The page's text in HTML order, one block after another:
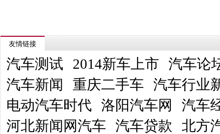
友情链接
汽车测试 2014新车上市
汽车论
汽车新闻
重庆二手车
汽车行业
电动汽车时代
洛阳汽车网
汽车
河北新闻网汽车
汽车贷款
北方